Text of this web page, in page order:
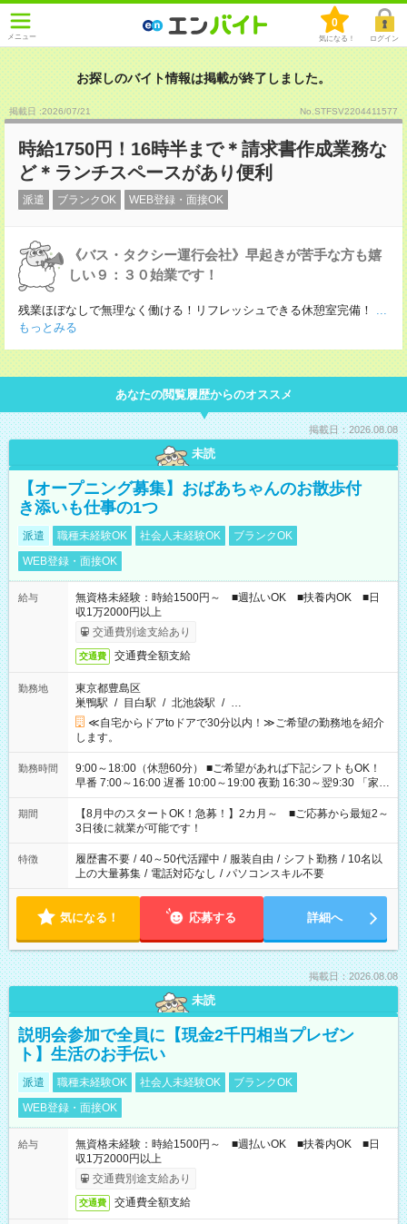
メニュー
0
気になる！ ログイン
お探しのバイト情報は掲載が終了しました。
掲載日 :2026/07/21 No.STFSV2204411577
時給1750円！16時半まで＊請求書作成業務な
ど＊ランチスペースがあり便利
派遣 ブランクOK WEB登録・面接OK
《バス・タクシー運行会社》早起きが苦手な方も嬉
しい９：３０始業です！
残業ほぼなしで無理なく働ける！リフレッシュできる休憩室完備！
...
もっとみる
あなたの閲覧履歴からのオススメ
掲載日：2026.08.08
未読
【オープニング募集】おばあちゃんのお散歩付
き添いも仕事の1つ
派遣 職種未経験OK 社会人未経験OK
ブランクOK
WEB登録・面接OK
給与
無資格未経験：時給1500円～ ■週払いOK ■扶養内OK ■日
収1万2000円以上
交通費別途支給あり
交通費 交通費全額支給
勤務地
東京都豊島区
巣鴨駅 / 目白駅 / 北池袋駅 / …
≪自宅からドアtoドアで30分以内！≫ご希望の勤務地を紹介
します。
勤務時間
9:00～18:00（休憩60分） ■ご希望があれば下記シフトもOK！
早番 7:00～16:00 遅番 10:00～19:00 夜勤 16:30～翌9:30 「家族
と休みを合わせたい」 「余裕を持って夕飯の準備がしたい」
「できれば残業はしたくない」 など、ご希望を教えてください
ね。 ※Wワーク希望の方へ 今ご覧のお仕事で希望する勤務時間
と、もう1つのお仕事の勤務時間。 合計で週40時間を超える場
合は応募できません。
期間
【8月中のスタートOK！急募！】2カ月～ ■ご応募から最短2～
3日後に就業が可能です！
特徴 履歴書不要 / 40～50代活躍中 / 服装自由 / シフト勤務 / 10名以
上の大量募集 / 電話対応なし / パソコンスキル不要
気になる！ 応募する 詳細へ
掲載日：2026.08.08
未読
説明会参加で全員に【現金2千円相当プレゼン
ト】生活のお手伝い
派遣 職種未経験OK 社会人未経験OK
ブランクOK
WEB登録・面接OK
給与
無資格未経験：時給1500円～ ■週払いOK ■扶養内OK ■日
収1万2000円以上
交通費別途支給あり
交通費 交通費全額支給